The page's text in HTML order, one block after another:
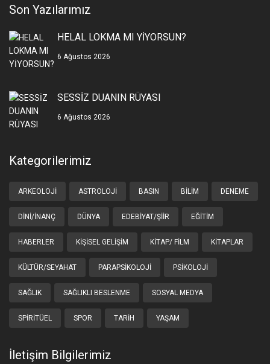
Son Yazılarımız
HELAL LOKMA MI YİYORSUN?
6 Ağustos 2026
SESSİZ DUANIN RÜYASI
6 Ağustos 2026
Kategorilerimiz
ARKEOLOJI ASTROLOJI BASIN BILIM DENEME
DINI/İNANÇ DÜNYA EDEBIYAT/ŞIIR EĞITIM
HABERLER KIŞISEL GELIŞIM KITAP/ FILM KITAPLAR
KÜLTÜR/SEYAHAT PARAPSIKOLOJI PSIKOLOJI
SAĞLIK SAĞLIKLI BESLENME SOSYAL MEDYA
SPIRITÜEL SPOR TARIH YAŞAM
İletişim Bilgilerimiz